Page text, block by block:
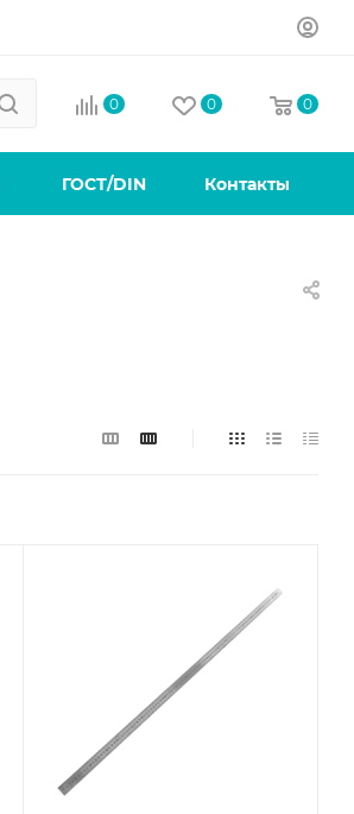
0 0 0
ГОСТ/DIN Контакты